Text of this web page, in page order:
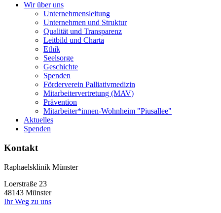
Wir über uns
Unternehmensleitung
Unternehmen und Struktur
Qualität und Transparenz
Leitbild und Charta
Ethik
Seelsorge
Geschichte
Spenden
Förderverein Palliativmedizin
Mitarbeitervertretung (MAV)
Prävention
Mitarbeiter*innen-Wohnheim "Piusallee"
Aktuelles
Spenden
Kontakt
Raphaelsklinik Münster
Loerstraße 23
48143 Münster
Ihr Weg zu uns